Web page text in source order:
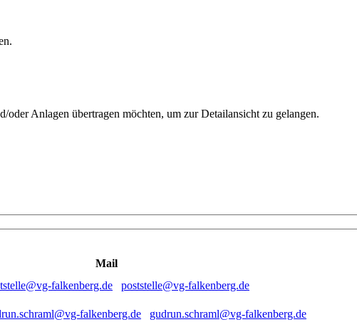
oder Anlagen übertragen möchten, um zur Detailansicht zu gelangen.
Mail
poststelle@vg-falkenberg.de
gudrun.schraml@vg-falkenberg.de